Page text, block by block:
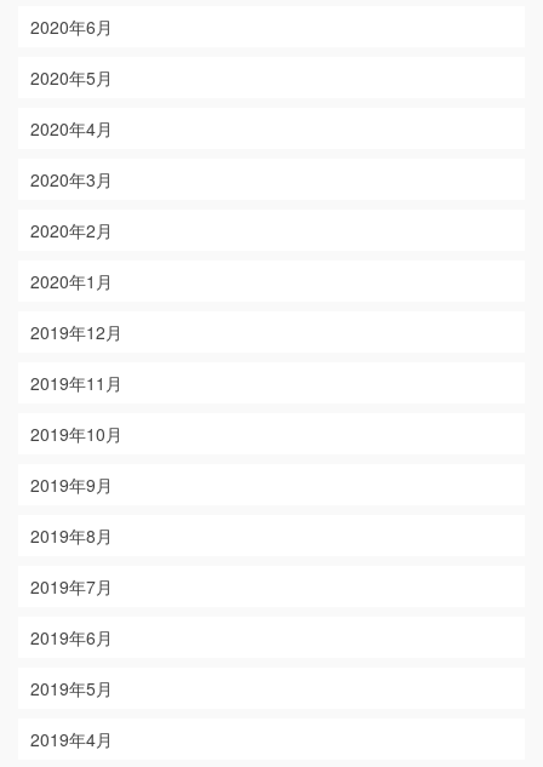
2020年6月
2020年5月
2020年4月
2020年3月
2020年2月
2020年1月
2019年12月
2019年11月
2019年10月
2019年9月
2019年8月
2019年7月
2019年6月
2019年5月
2019年4月